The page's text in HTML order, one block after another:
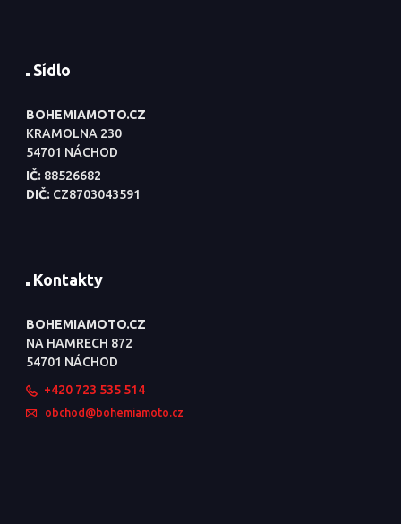
Sídlo
BOHEMIAMOTO.CZ
KRAMOLNA 230
54701 NÁCHOD
IČ: 88526682
DIČ: CZ8703043591
Kontakty
BOHEMIAMOTO.CZ
NA HAMRECH 872
54701 NÁCHOD
+420 723 535 514
obchod@bohemiamoto.cz